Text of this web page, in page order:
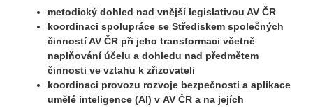
metodický dohled nad vnější legislativou AV ČR
koordinaci spolupráce se Střediskem společných
činností AV ČR při jeho transformaci včetně
naplňování účelu a dohledu nad předmětem
činnosti ve vztahu k zřizovateli
koordinaci provozu rozvoje bezpečnosti a aplikace
umělé inteligence (AI) v AV ČR a na jejích